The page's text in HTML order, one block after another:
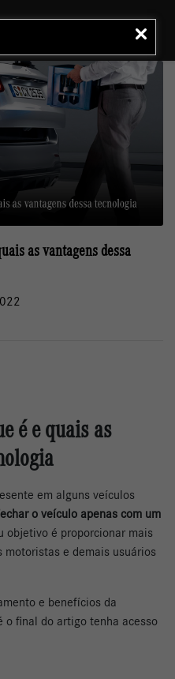
LIGAR
as vantagens dessa
é e quais as
em alguns veículos
o veículo apenas com um
objetivo é proporcionar mais
motoristas e demais usuários
e benefícios da
o final do artigo tenha acesso